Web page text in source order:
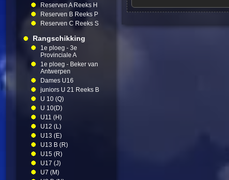
Reserven A Reeks H
Reserven B Reeks P
Reserven C Reeks S
Rangschikking
1e ploeg - 3e
Provinciale A
1e ploeg - Beker van
Antwerpen
Dames U16
juniors U 21 Reeks B
U 10 (Q)
U 10(D)
U11 (H)
U12 (L)
U13 (E)
U13 B (R)
U15 (R)
U17 (J)
U7 (M)